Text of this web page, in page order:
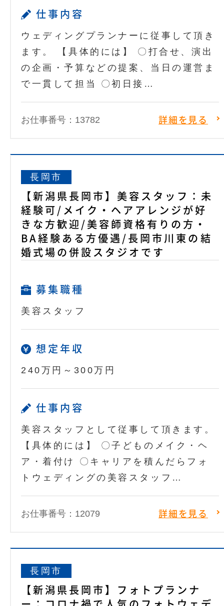
仕事内容
ウェディングプランナーに従事して頂き
ます。 【具体的には】 〇打合せ、演出
の企画・予算などの提案、当日の運営ま
で一貫して担当 〇初日接…
お仕事番号：13782 詳細を見る
長岡市
【新潟県長岡市】美容スタッフ：未
経験可/メイク・ヘアアレンジが好
きな方歓迎/美容師資格有りの方・
BA経験ある方優遇/長岡市川東の結
婚式場の併設スタジオです
募集職種
美容スタッフ
想定年収
240万円～300万円
仕事内容
美容スタッフとして従事して頂きます。
【具体的には】 〇子どものメイク・ヘ
ア・着付け 〇キャリアを積んだらフォ
トウェディングの美容スタッフ…
お仕事番号：12079 詳細を見る
長岡市
【新潟県長岡市】フォトプランナ